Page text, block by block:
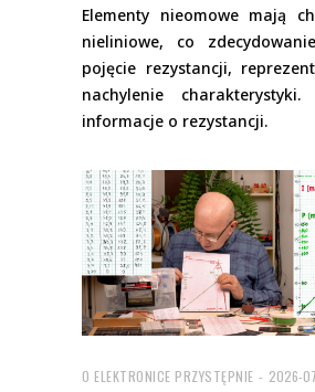
Elementy nieomowe mają
nieliniowe, co
pojęcie rezystancji,
nachylenie
informacje o rezystancji.
O ELEKTRONICE PRZYSTĘPNIE 2026-